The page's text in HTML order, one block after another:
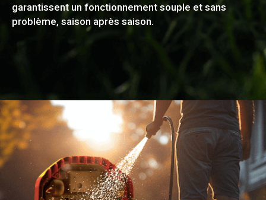
garantissent un fonctionnement souple et sans
problème, saison après saison.